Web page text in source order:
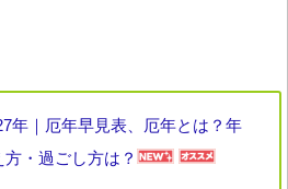
年｜厄年早見表、厄年とは？年
・過ごし方は？